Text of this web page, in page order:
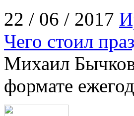
22 / 06 / 2017
Чего стоил
Михаил
формате